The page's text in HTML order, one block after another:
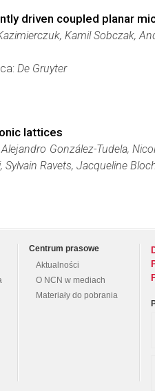
driven coupled planar
Kamil Sobczak,
De Gruyter
lattices
González-Tudela,
Ravets, Jacqueline
Centrum prasowe
Aktualności
O NCN w mediach
Materiały do pobrania